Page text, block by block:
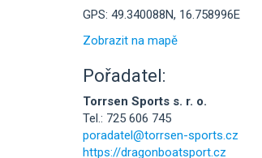
GPS: 49.340088N, 16.758996E
Zobrazit na mapě
Pořadatel:
Torrsen Sports s. r. o.
Tel.: 725 606 745
poradatel@torrsen-sports.cz
https://dragonboatsport.cz